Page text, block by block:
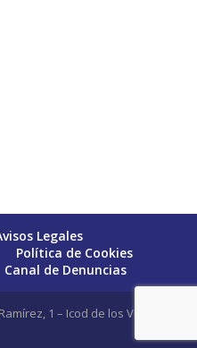
Legales
Política de Cookies
Canal de Denuncias
1 – Icod de los Vinos